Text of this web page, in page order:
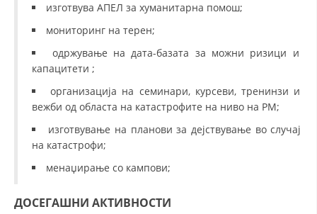
изготвува АПЕЛ за хуманитарна помош;
мониторинг на терен;
одржување на дата-базата за можни ризици и
капацитети ;
организација на семинари, курсеви, тренинзи и
вежби од областа на катастрофите на ниво на РМ;
изготвување на планови за дејствување во случај
на катастрофи;
менаџирање со кампови;
ДОСЕГАШНИ АКТИВНОСТИ